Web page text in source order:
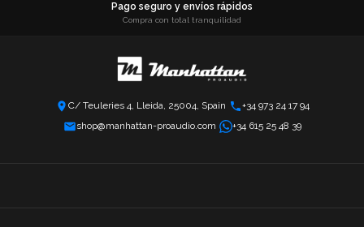
Pago seguro y envíos rápidos
Compra con total tranquilidad
C/ Teuleries 4, Lleida, 25004, Spain
+34 973 24 17 94
shop@manhattan-proaudio.com
+34 615 25 48 39